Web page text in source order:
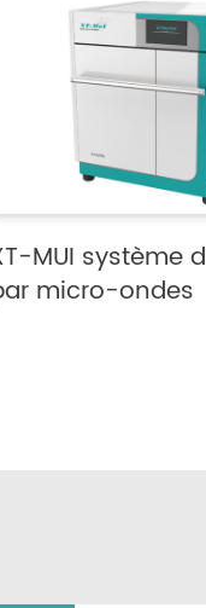
MUI système
micro-ondes